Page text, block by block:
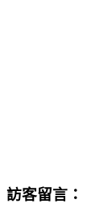
訪客留言：